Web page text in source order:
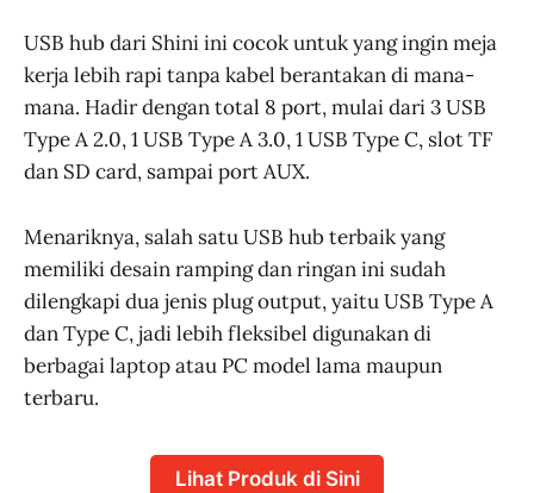
USB hub dari Shini ini cocok untuk yang ingin meja
kerja lebih rapi tanpa kabel berantakan di mana-
mana. Hadir dengan total 8 port, mulai dari 3 USB
Type A 2.0, 1 USB Type A 3.0, 1 USB Type C, slot TF
dan SD card, sampai port AUX.
Menariknya, salah satu USB hub terbaik yang
memiliki desain ramping dan ringan ini sudah
dilengkapi dua jenis plug output, yaitu USB Type A
dan Type C, jadi lebih fleksibel digunakan di
berbagai laptop atau PC model lama maupun
terbaru.
Lihat Produk di Sini